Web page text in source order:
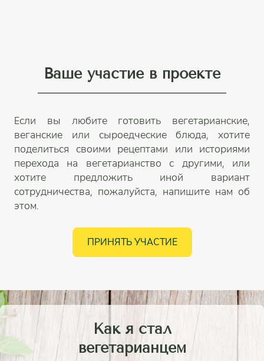
Ваше участие в проекте
Если вы любите готовить вегетарианские,
веганские или сыроедческие блюда, хотите
поделиться своими рецептами или историями
перехода на вегетарианство с другими, или
хотите предложить иной вариант
сотрудничества, пожалуйста, напишите нам об
этом.
ПРИНЯТЬ УЧАСТИЕ
Как я стал
вегетарианцем